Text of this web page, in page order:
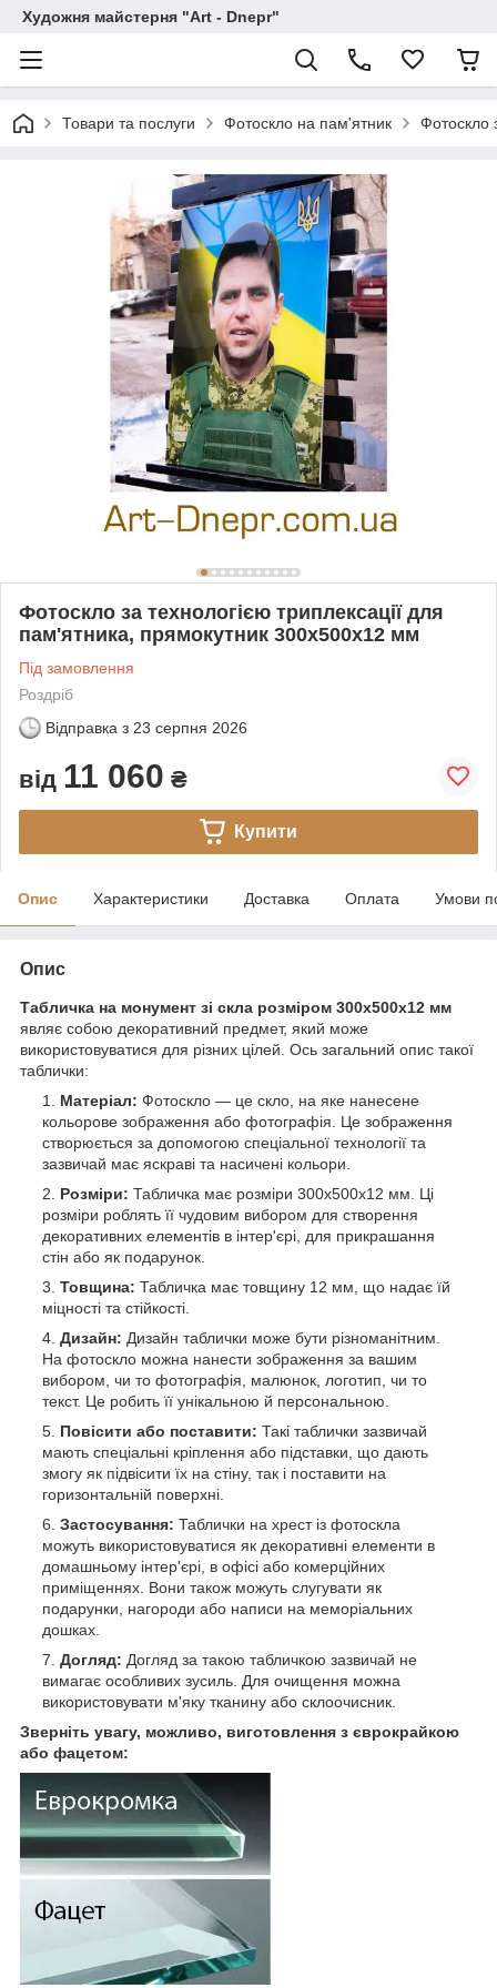
Художня майстерня "Art - Dnepr"
Товари та послуги Фотоскло на пам'ятник Фотоскло
Фотоскло за технологією триплексації для
пам'ятника, прямокутник 300х500х12 мм
Під замовлення
Роздріб
Відправка з 23 серпня 2026
від 11 060 ₴
Купити
Опис Характеристики Доставка Оплата Умови
Опис
Табличка на монумент зі скла розміром 300х500x12 мм
являє собою декоративний предмет, який може
використовуватися для різних цілей. Ось загальний опис такої
таблички:
Матеріал: Фотоскло — це скло, на яке нанесене
кольорове зображення або фотографія. Це зображення
створюється за допомогою спеціальної технології та
зазвичай має яскраві та насичені кольори.
Розміри: Табличка має розміри 300х500х12 мм. Ці
розміри роблять її чудовим вибором для створення
декоративних елементів в інтер'єрі, для прикрашання
стін або як подарунок.
Товщина: Табличка має товщину 12 мм, що надає їй
міцності та стійкості.
Дизайн: Дизайн таблички може бути різноманітним.
На фотоскло можна нанести зображення за вашим
вибором, чи то фотографія, малюнок, логотип, чи то
текст. Це робить її унікальною й персональною.
Повісити або поставити: Такі таблички зазвичай
мають спеціальні кріплення або підставки, що дають
змогу як підвісити їх на стіну, так і поставити на
горизонтальній поверхні.
Застосування: Таблички на хрест із фотоскла
можуть використовуватися як декоративні елементи в
домашньому інтер'єрі, в офісі або комерційних
приміщеннях. Вони також можуть слугувати як
подарунки, нагороди або написи на меморіальних
дошках.
Догляд: Догляд за такою табличкою зазвичай не
вимагає особливих зусиль. Для очищення можна
використовувати м'яку тканину або склоочисник.
Зверніть увагу, можливо, виготовлення з єврокрайкою
або фацетом: